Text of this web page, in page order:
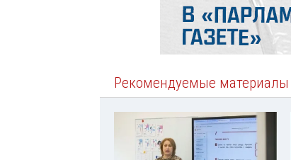
Рекомендуемые материалы